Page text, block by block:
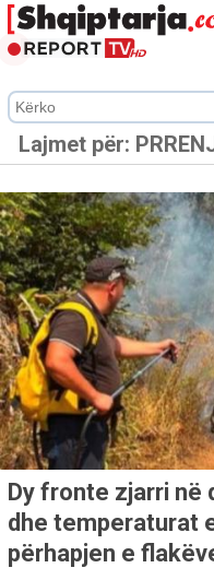
Lajmet për:
Dy fronte zjarri në
dhe temperaturat
përhapjen e